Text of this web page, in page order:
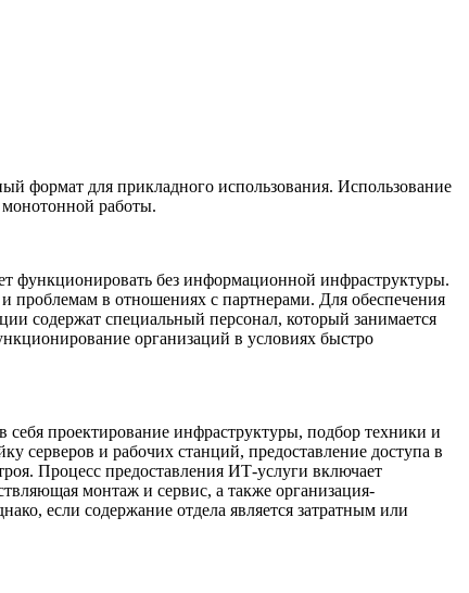
формат для прикладного использования. Использование
работы.
функционировать без информационной инфраструктуры.
проблемам в отношениях с партнерами. Для обеспечения
содержат специальный персонал, который занимается
организаций в условиях быстро
проектирование инфраструктуры, подбор техники и
серверов и рабочих станций, предоставление доступа в
Процесс предоставления ИТ-услуги включает
монтаж и сервис, а также организация-
если содержание отдела является затратным или